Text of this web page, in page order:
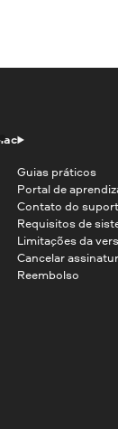
Guias práticos
Portal de
Contato do
Requisitos de
Limitações da
Cancelar
Reembolso